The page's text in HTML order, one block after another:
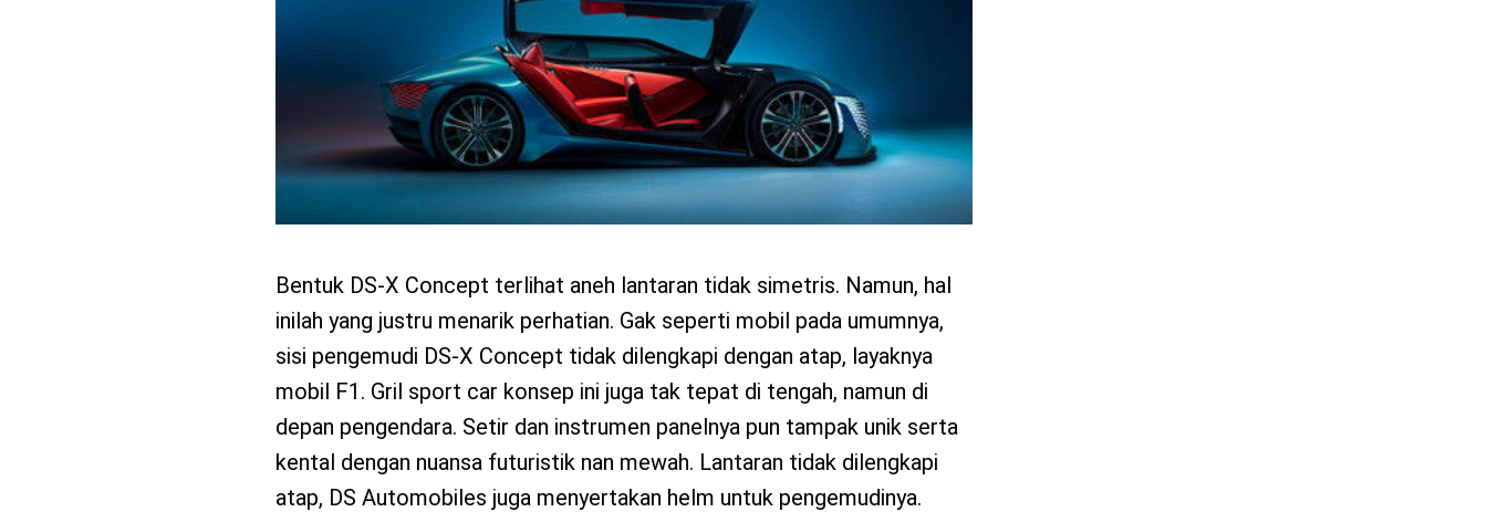
Bentuk DS-X Concept terlihat aneh lantaran tidak simetris. Namun, hal
inilah yang justru menarik perhatian. Gak seperti mobil pada umumnya,
sisi pengemudi DS-X Concept tidak dilengkapi dengan atap, layaknya
mobil F1. Gril sport car konsep ini juga tak tepat di tengah, namun di
depan pengendara. Setir dan instrumen panelnya pun tampak unik serta
kental dengan nuansa futuristik nan mewah. Lantaran tidak dilengkapi
atap, DS Automobiles juga menyertakan helm untuk pengemudinya.